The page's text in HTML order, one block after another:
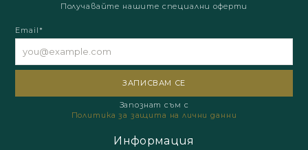
Получавайте нашите специални оферти
Email*
Запознат съм с
Политика за защита на лични данни
Информация